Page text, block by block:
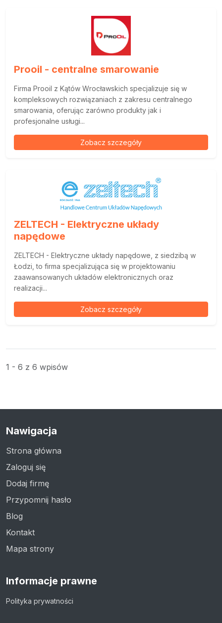
Prooil - centralne smarowanie
Firma Prooil z Kątów Wrocławskich specjalizuje się w
kompleksowych rozwiązaniach z zakresu centralnego
smarowania, oferując zarówno produkty jak i
profesjonalne usługi...
Zobacz szczegóły
ZELTECH - Elektryczne układy
napędowe
ZELTECH - Elektryczne układy napędowe, z siedzibą w
Łodzi, to firma specjalizująca się w projektowaniu
zaawansowanych układów elektronicznych oraz
realizacji...
Zobacz szczegóły
1 - 6 z 6 wpisów
Nawigacja
Strona główna
Zaloguj się
Dodaj firmę
Przypomnij hasło
Blog
Kontakt
Mapa strony
Informacje prawne
Polityka prywatności